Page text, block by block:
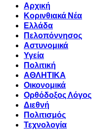
Αρχική
Κορινθιακά Νέα
Ελλάδα
Πελοπόννησος
Αστυνομικά
Υγεία
Πολιτική
ΑΘΛΗΤΙΚΑ
Οικονομικά
Ορθόδοξος Λόγος
Διεθνή
Πολιτισμός
Τεχνολογία